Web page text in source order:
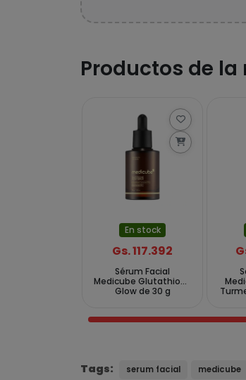
Productos de
En stock
Gs. 117.392
Sérum Facial
Medicube Glutathione
Glow de 30 g
Tags: serum facial medicube